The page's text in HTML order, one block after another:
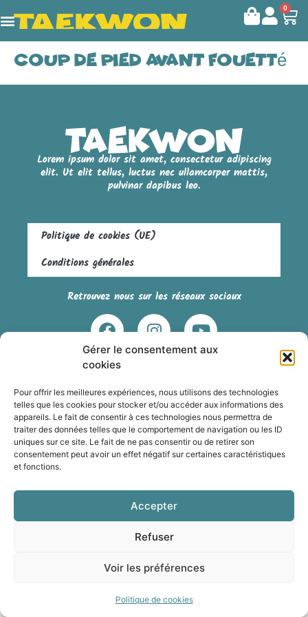
Gérer le consentement aux
cookies
Pour offrir les meilleures expériences, nous utilisons des technologies
telles que les cookies pour stocker et/ou accéder aux informations des
appareils. Le fait de consentir à ces technologies nous permettra de
traiter des données telles que le comportement de navigation ou les ID
uniques sur ce site. Le fait de ne pas consentir ou de retirer son
consentement peut avoir un effet négatif sur certaines caractéristiques
et fonctions.
Accepter
Refuser
Voir les préférences
Politique de cookies
0
Coup de pied avant fouetté
Lorem ipsum dolor sit amet, consectetur adipiscing
elit. Ut elit tellus, luctus nec ullamcorper mattis,
pulvinar dapibus leo.
Politique de cookies (UE)
Conditions générales
Retrouvez nous sur les réseaux sociaux
Copyright© 2023. TAEKWON | Le Taekwon-Do ITF en bandes
dessinées